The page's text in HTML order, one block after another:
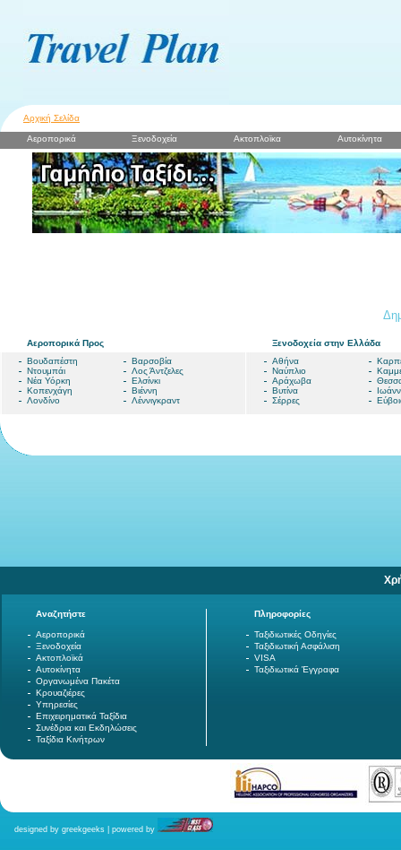
Αρχική Σελίδα
Αεροπορικά Ξενοδοχεία Ακτοπλοϊκα Αυτοκίνητα
Αεροπορικά Προς
Βουδαπέστη
Βαρσοβία
Ντουμπάι
Λος Άντζελες
Νέα Υόρκη
Ελσίνκι
Κοπενχάγη
Βιέννη
Λονδίνο
Λέννιγκραντ
Ξενοδοχεία στην Ελλάδα
Αθήνα
Ναύπλιο
Αράχωβα
Βυτίνα
Σέρρες
Αναζητήστε
Αεροπορικά
Ξενοδοχεία
Ακτοπλοϊκά
Αυτοκίνητα
Οργανωμένα Πακέτα
Κρουαζιέρες
Υπηρεσίες
Επιχειρηματικά Ταξίδια
Συνέδρια και Εκδηλώσεις
Ταξίδια Κινήτρων
Πληροφορίες
Ταξιδιωτικές Οδηγίες
Ταξιδιωτική Ασφάλιση
VISA
Ταξιδιωτικά Έγγραφα
designed by greekgeeks | powered by